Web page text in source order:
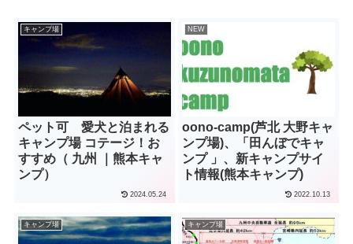
キャンプ場
ペット可 愛犬と泊まれる
キャンプ場 コテージ！お
すすめ（ 九州 ｜熊本キャ
ンプ）
2024.05.24
NEW
oono-camp(芦北 大野キャ
ンプ場)、「田んぼでキャ
ンプ 」、新キャンプサイ
ト情報(熊本キャンプ)
2022.10.13
キャンプ場 キャンプ場